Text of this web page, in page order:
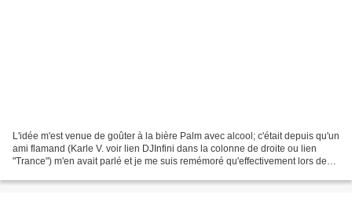
L'idée m'est venue de goûter à la bière Palm avec alcool; c'était depuis qu'un
ami flamand (Karle V. voir lien DJInfini dans la colonne de droite ou lien
"Trance") m'en avait parlé et je me suis remémoré qu'effectivement lors de